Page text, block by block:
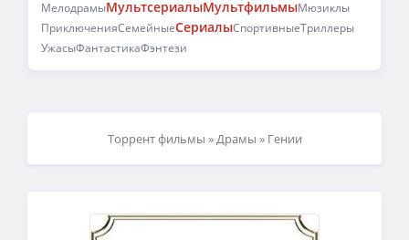
МелодрамыМультсериалыМультфильмыМюзиклы
ПриключенияСемейныеСериалыСпортивныеТриллеры
УжасыФантастикаФэнтези
Торрент фильмы »Драмы » Гении